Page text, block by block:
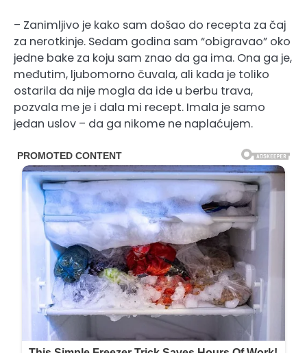
– Zanimljivo je kako sam došao do recepta za čaj
za nerotkinje. Sedam godina sam “obigravao” oko
jedne bake za koju sam znao da ga ima. Ona ga je,
međutim, ljubomorno čuvala, ali kada je toliko
ostarila da nije mogla da ide u berbu trava,
pozvala me je i dala mi recept. Imala je samo
jedan uslov – da ga nikome ne naplaćujem.